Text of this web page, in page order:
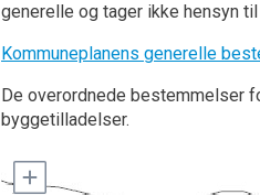
generelle og tager ikke hensyn
Kommuneplanens generelle
De overordnede bestemmelser
byggetilladelser.